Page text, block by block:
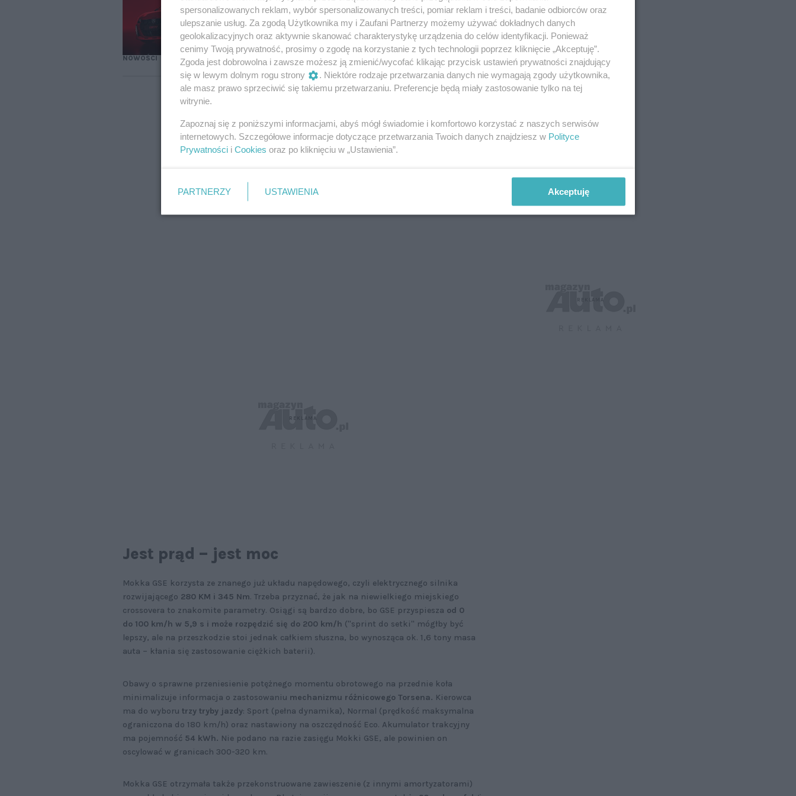
NOWOŚCI
naszych czasów
Jest prąd – jest moc
Mokka GSE korzysta ze znanego już układu napędowego, czyli elektrycznego silnika
rozwijającego 280 KM i 345 Nm. Trzeba przyznać, że jak na niewielkiego miejskiego
crossovera to znakomite parametry. Osiągi są bardzo dobre, bo GSE przyspiesza od 0
do 100 km/h w 5,9 s i może rozpędzić się do 200 km/h ("sprint do setki" mógłby być
lepszy, ale na przeszkodzie stoi jednak całkiem słuszna, bo wynosząca ok. 1,6 tony masa
auta – kłania się zastosowanie ciężkich baterii).
Obawy o sprawne przeniesienie potężnego momentu obrotowego na przednie koła
minimalizuje informacja o zastosowaniu mechanizmu różnicowego Torsena. Kierowca
ma do wyboru trzy tryby jazdy: Sport (pełna dynamika), Normal (prędkość maksymalna
ograniczona do 180 km/h) oraz nastawiony na oszczędność Eco. Akumulator trakcyjny
ma pojemność 54 kWh. Nie podano na razie zasięgu Mokki GSE, ale powinien on
oscylować w granicach 300-320 km.
Mokka GSE otrzymała także przekonstruowane zawieszenie (z innymi amortyzatorami)
spersonalizowanych reklam, wybór spersonalizowanych treści, pomiar reklam i treści, badanie odbiorców oraz
ulepszanie usług. Za zgodą Użytkownika my i Zaufani Partnerzy możemy używać dokładnych danych
geolokalizacyjnych oraz aktywnie skanować charakterystykę urządzenia do celów identyfikacji. Ponieważ
cenimy Twoją prywatność, prosimy o zgodę na korzystanie z tych technologii poprzez kliknięcie „Akceptuję”.
Zgoda jest dobrowolna i zawsze możesz ją zmienić/wycofać klikając przycisk ustawień prywatności znajdujący
się w lewym dolnym rogu strony
. Niektóre rodzaje przetwarzania danych nie wymagają zgody użytkownika,
ale masz prawo sprzeciwić się takiemu przetwarzaniu. Preferencje będą miały zastosowanie tylko na tej
witrynie.
Zapoznaj się z poniższymi informacjami, abyś mógł świadomie i komfortowo korzystać z naszych serwisów
internetowych. Szczegółowe informacje dotyczące przetwarzania Twoich danych znajdziesz w Polityce
Prywatności i Cookies oraz po kliknięciu w „Ustawienia”.
PARTNERZY USTAWIENIA Akceptuję